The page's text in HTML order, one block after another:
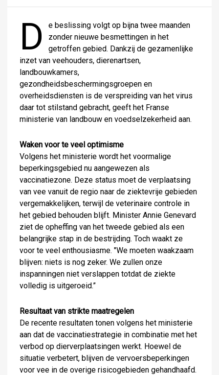
D
e beslissing volgt op bijna twee maanden
zonder nieuwe besmettingen in het
getroffen gebied. Dankzij de gezamenlijke
inzet van veehouders, dierenartsen,
landbouwkamers,
gezondheidsbeschermingsgroepen en
overheidsdiensten is de verspreiding van het virus
daar tot stilstand gebracht, geeft het Franse
ministerie van landbouw en voedselzekerheid aan.
Waken voor te veel optimisme
Volgens het ministerie wordt het voormalige
beperkingsgebied nu aangewezen als
vaccinatiezone. Deze status moet de verplaatsing
van vee vanuit de regio naar de ziektevrije gebieden
vergemakkelijken, terwijl de veterinaire controle in
het gebied behouden blijft. Minister Annie Genevard
ziet de opheffing van het tweede gebied als een
belangrijke stap in de bestrijding. Toch waakt ze
voor te veel enthousiasme. "We moeten waakzaam
blijven: niets is nog zeker. We zullen onze
inspanningen niet verslappen totdat de ziekte
volledig is uitgeroeid.”
Resultaat van strikte maatregelen
De recente resultaten tonen volgens het ministerie
aan dat de vaccinatiestrategie in combinatie met het
verbod op dierverplaatsingen werkt. Hoewel de
situatie verbetert, blijven de vervoersbeperkingen
voor vee in de overige risicogebieden gehandhaafd.